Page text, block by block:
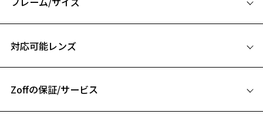
オトナ女性にも使用していただけるような肌なじみのよい上品カラー
もポイント。
※柄や色味の出方に個体差があり、画像と異なる場合がございます。
※アウトレット商品は、販売から一定期間経過した商品などです。キ
ズ、汚れなどがあるB級品ではございません。
B ブリッジ(鼻部分)の横幅：20mm
対応可能レンズ
フレームとレンズの合計料金を知りたい方へ
Zoffの保証/サービス